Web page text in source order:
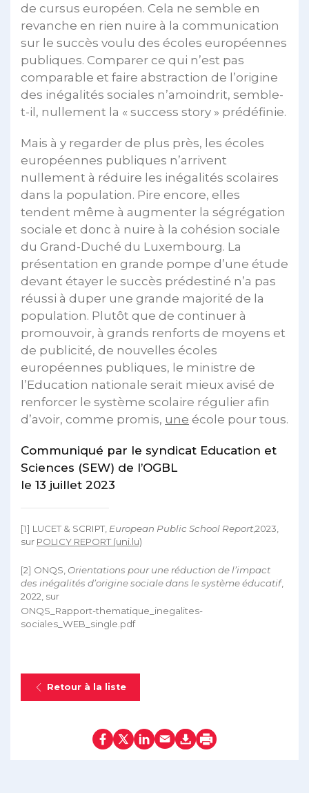
de cursus européen. Cela ne semble en
revanche en rien nuire à la communication
sur le succès voulu des écoles européennes
publiques. Comparer ce qui n’est pas
comparable et faire abstraction de l’origine
des inégalités sociales n’amoindrit, semble-
t-il, nullement la « success story » prédéfinie.
Mais à y regarder de plus près, les écoles
européennes publiques n’arrivent
nullement à réduire les inégalités scolaires
dans la population. Pire encore, elles
tendent même à augmenter la ségrégation
sociale et donc à nuire à la cohésion sociale
du Grand-Duché du Luxembourg. La
présentation en grande pompe d’une étude
devant étayer le succès prédestiné n’a pas
réussi à duper une grande majorité de la
population. Plutôt que de continuer à
promouvoir, à grands renforts de moyens et
de publicité, de nouvelles écoles
européennes publiques, le ministre de
l’Education nationale serait mieux avisé de
renforcer le système scolaire régulier afin
d’avoir, comme promis, une école pour tous.
Communiqué par le syndicat Education et
Sciences (SEW) de l’OGBL
le 13 juillet 2023
[1] LUCET & SCRIPT, European Public School Report,2023,
sur POLICY REPORT (uni.lu)
[2] ONQS, Orientations pour une réduction de l’impact
des inégalités d’origine sociale dans le système éducatif,
2022, sur
ONQS_Rapport-thematique_inegalites-
sociales_WEB_single.pdf
Retour à la liste